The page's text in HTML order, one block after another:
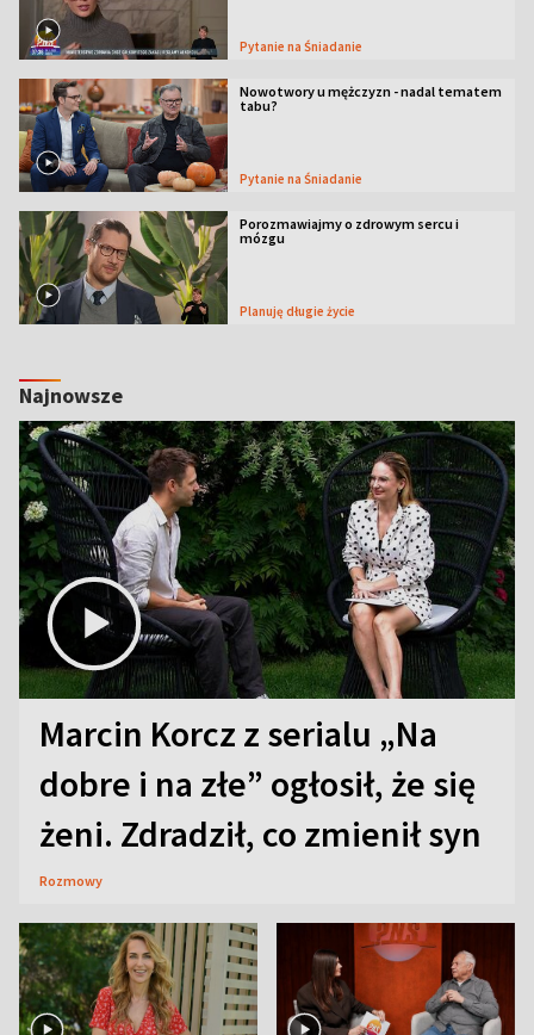
Pytanie na Śniadanie
Nowotwory u mężczyzn - nadal tematem
tabu?
Pytanie na Śniadanie
Porozmawiajmy o zdrowym sercu i
mózgu
Planuję długie życie
Najnowsze
Marcin Korcz z serialu „Na
dobre i na złe” ogłosił, że się
żeni. Zdradził, co zmienił syn
Rozmowy